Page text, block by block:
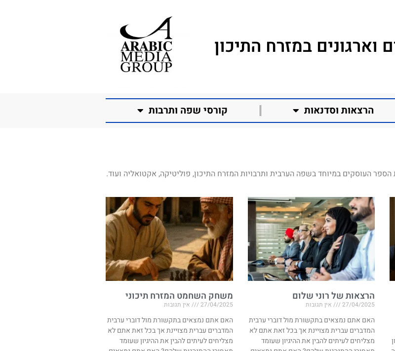
וארגונים במזרח התיכון
הרצאות וסדנאות קורסי שפה ותרבות
העוסקים במיוחד בשפה הערבית ותרבויות המזרח התיכון, פוליטיקה, אקטואליה ועוד.
הרצאות של רוני שלום
27/04/2025 אין תגובות
האם אתם נמצאים בתקשורת מול דוברי ערבית
המדברים עברית מצויינת אך בכל זאת אתם לא
מצליחים לעיתים להבין את ההיגיון שעומד
משחק השחמט המזרח תיכוני
27/04/2025 אין תגובות
האם אתם נמצאים בתקשורת מול דוברי ערבית
המדברים עברית מצויינת אך בכל זאת אתם לא
מצליחים לעיתים להבין את ההיגיון שעומד